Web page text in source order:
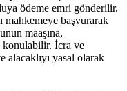
ödeme emri gönderilir.
mahkemeye başvurarak
maaşına,
konulabilir. İcra ve
alacaklıyı yasal olarak